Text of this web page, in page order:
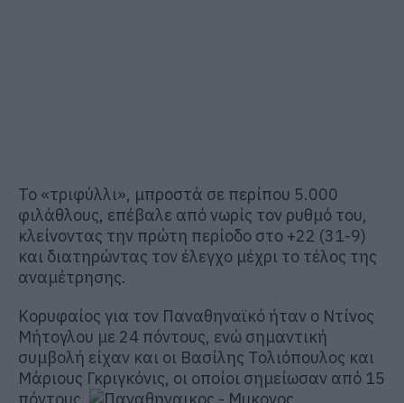
Το «τριφύλλι», μπροστά σε περίπου 5.000
φιλάθλους, επέβαλε από νωρίς τον ρυθμό του,
κλείνοντας την πρώτη περίοδο στο +22 (31-9)
και διατηρώντας τον έλεγχο μέχρι το τέλος της
αναμέτρησης.
Κορυφαίος για τον Παναθηναϊκό ήταν ο Ντίνος
Μήτογλου με 24 πόντους, ενώ σημαντική
συμβολή είχαν και οι Βασίλης Τολιόπουλος και
Μάριους Γκριγκόνις, οι οποίοι σημείωσαν από 15
πόντους.